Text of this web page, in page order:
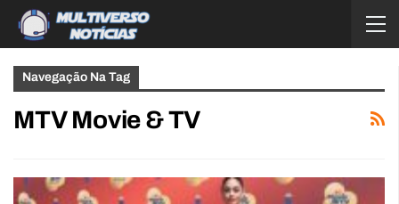
Navegação Na Tag
MTV Movie & TV